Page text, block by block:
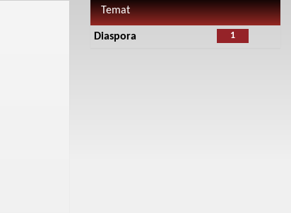
Temat
1
Diaspora